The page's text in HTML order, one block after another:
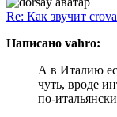
Re: Как звучит
Написано vahro:
А в Италию
чуть, вроде
по-